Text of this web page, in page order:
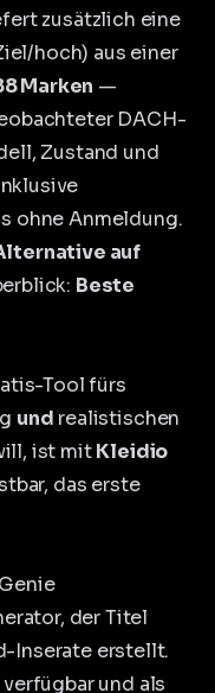
zusätzlich eine
hoch) aus einer
Marken —
DACH-
Zustand und
ohne Anmeldung.
auf
Beste
Tool fürs
und realistischen
ist mitKleidio
das erste
der Titel
Inserate erstellt.
und als